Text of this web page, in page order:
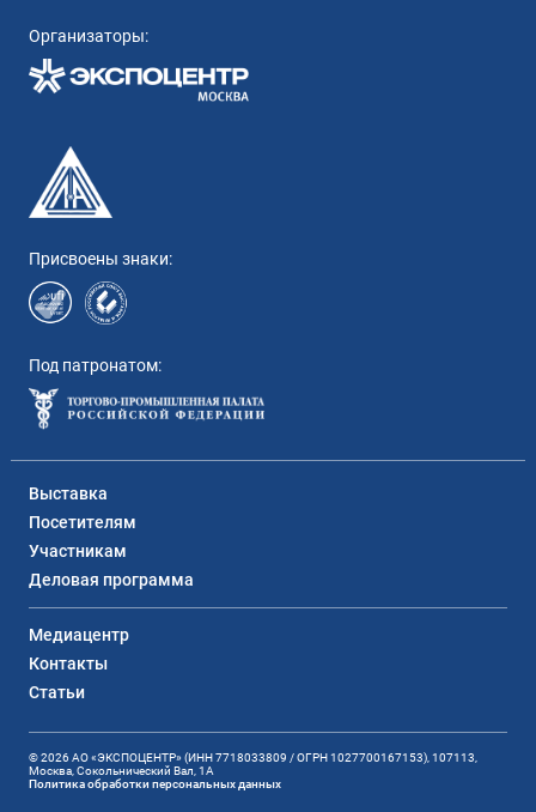
Организаторы:
Присвоены знаки:
Под патронатом:
Выставка
Посетителям
Участникам
Деловая программа
Медиацентр
Контакты
Статьи
© 2026 АО «ЭКСПОЦЕНТР» (ИНН 7718033809 / ОГРН 1027700167153), 107113,
Москва, Сокольнический Вал, 1А
Политика обработки персональных данных